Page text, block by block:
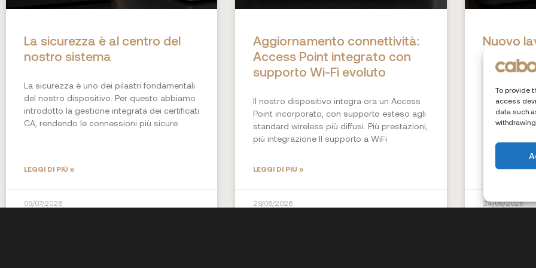
To provide
access
data such
La sicurezza è al centro del
nostro sistema
La sicurezza è uno dei pilastri fondamentali
del nostro dispositivo. Per questo abbiamo
introdotto la gestione integrata dei certificati
CA, rendendo le connessioni più sicure
LEGGI DI PIÙ »
08/07/2026
Aggiornamento connettività:
Access Point integrato con
supporto Wi-Fi evoluto
Il nostro dispositivo integra ora un Access
Point incorporato, con supporto esteso agli
standard wireless più diffusi. Più prestazioni,
più integrazione Il supporto a WiFi
LEGGI DI PIÙ »
29/06/2026
Nuovo
nuove
sicurezza è
nostro
ampliato le
LEGGI DI PIÙ »
24/06/2026